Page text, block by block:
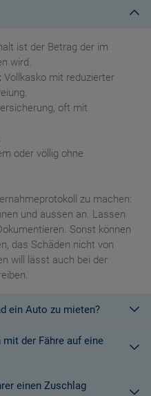
ist der Betrag der im
wird.
Vollkasko mit reduzierter
oft mit
oder völlig ohne
zu machen:
und aussen an. Lassen
Sonst können
das Schäden nicht von
will lässt auch bei der
ein Auto zu mieten?
ist es kein Problem ein
bei den meisten
der Fähre auf eine
aus Gründen des
einen Zuschlag